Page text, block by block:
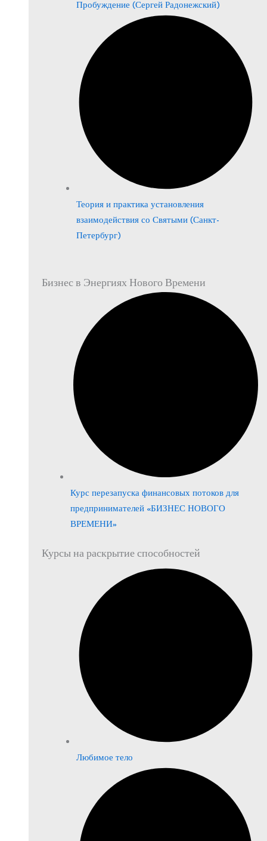
Пробуждение (Сергей Радонежский)
Теория и практика установления
взаимодействия со Святыми (Санкт-
Петербург)
Бизнес в Энергиях Нового Времени
Курс перезапуска финансовых потоков для
предпринимателей «БИЗНЕС НОВОГО
ВРЕМЕНИ»
Курсы на раскрытие способностей
Любимое тело